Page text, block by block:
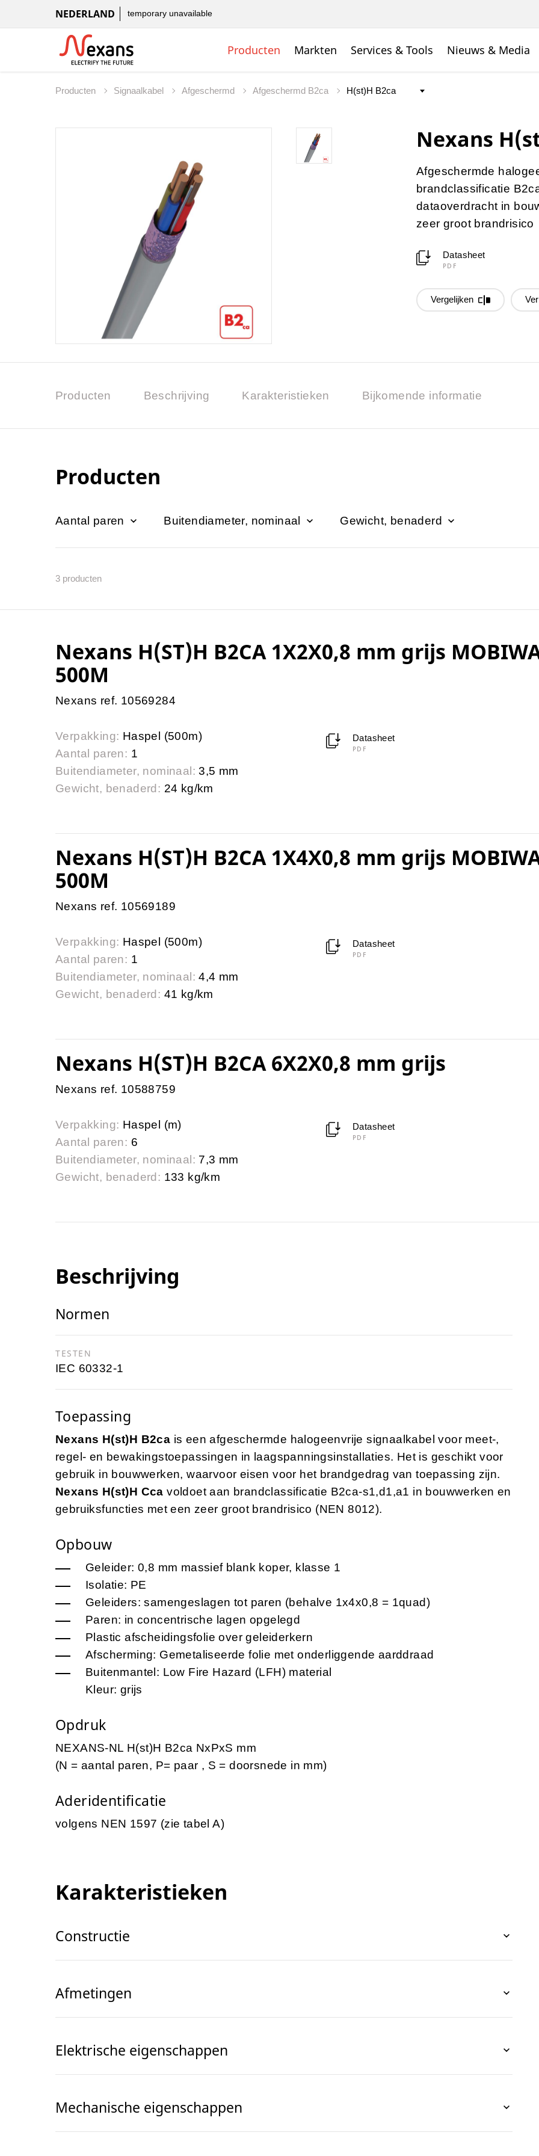
NEDERLAND temporary unavailable
Producten Markten Services & Tools Nieuws & Media
Producten Signaalkabel Afgeschermd Afgeschermd B2ca
Nexans
Afgeschermde
brandclassificatie
dataoverdracht in
zeer groot brandrisico
Datasheet
PDF
Vergelijken
Producten Beschrijving Karakteristieken Bijkomende informatie
Producten
Aantal paren Buitendiameter, nominaal Gewicht, benaderd
3 producten
Nexans H(ST)H B2CA 1X2X0,8 mm grijs
500M
Nexans ref. 10569284
Verpakking: Haspel (500m)
Aantal paren: 1
Buitendiameter, nominaal: 3,5 mm
Gewicht, benaderd: 24 kg/km
Datasheet
PDF
Nexans H(ST)H B2CA 1X4X0,8 mm grijs
500M
Nexans ref. 10569189
Verpakking: Haspel (500m)
Aantal paren: 1
Buitendiameter, nominaal: 4,4 mm
Gewicht, benaderd: 41 kg/km
Datasheet
PDF
Nexans H(ST)H B2CA 6X2X0,8 mm grijs
Nexans ref. 10588759
Verpakking: Haspel (m)
Aantal paren: 6
Buitendiameter, nominaal: 7,3 mm
Gewicht, benaderd: 133 kg/km
Datasheet
PDF
Beschrijving
Normen
TESTEN
IEC 60332-1
Toepassing
Nexans H(st)H B2ca is een afgeschermde halogeenvrije signaalkabel voor meet-,
regel- en bewakingstoepassingen in laagspanningsinstallaties. Het is geschikt voor
gebruik in bouwwerken, waarvoor eisen voor het brandgedrag van toepassing zijn.
Nexans H(st)H Cca voldoet aan brandclassificatie B2ca-s1,d1,a1 in bouwwerken en
gebruiksfuncties met een zeer groot brandrisico (NEN 8012).
Opbouw
Geleider: 0,8 mm massief blank koper, klasse 1
Isolatie: PE
Geleiders: samengeslagen tot paren (behalve 1x4x0,8 = 1quad)
Paren: in concentrische lagen opgelegd
Plastic afscheidingsfolie over geleiderkern
Afscherming: Gemetaliseerde folie met onderliggende aarddraad
Buitenmantel: Low Fire Hazard (LFH) material
Kleur: grijs
Opdruk
NEXANS-NL H(st)H B2ca NxPxS mm
(N = aantal paren, P= paar , S = doorsnede in mm)
Aderidentificatie
volgens NEN 1597 (zie tabel A)
Karakteristieken
Constructie
Afmetingen
Elektrische eigenschappen
Mechanische eigenschappen